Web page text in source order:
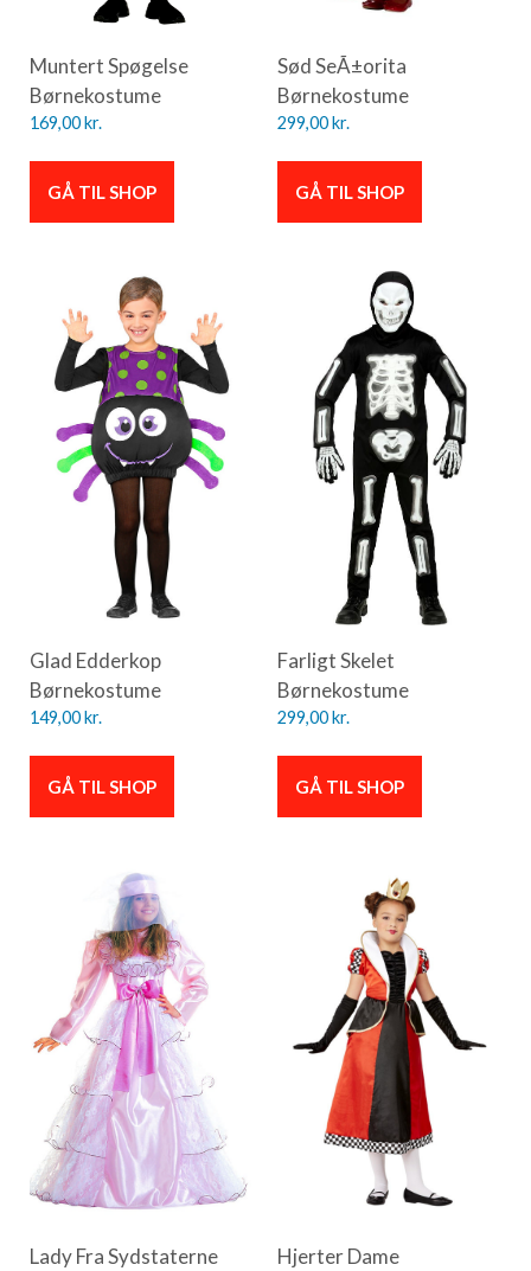
Muntert Spøgelse
Børnekostume
169,00kr.
GÅ TIL SHOP
Sød SeÃ±orita
Børnekostume
299,00kr.
GÅ TIL SHOP
Glad Edderkop
Børnekostume
149,00kr.
GÅ TIL SHOP
Farligt Skelet
Børnekostume
299,00kr.
GÅ TIL SHOP
Lady Fra Sydstaterne
Hjerter Dame